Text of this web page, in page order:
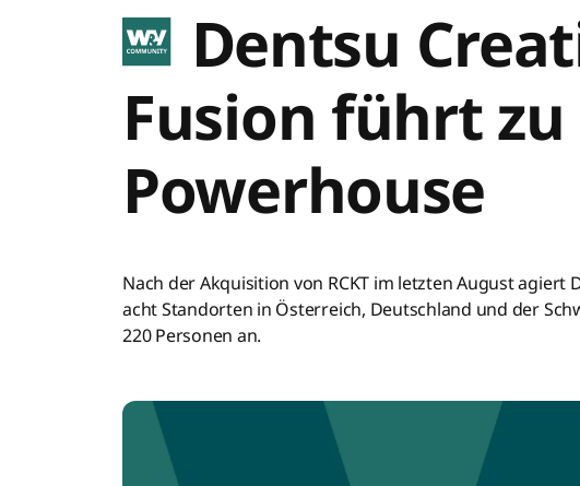
Dentsu
Fusion führt
Powerhouse
Nach der Akquisition von RCKT im letzten August agiert
acht Standorten in Österreich, Deutschland und der
220 Personen an.